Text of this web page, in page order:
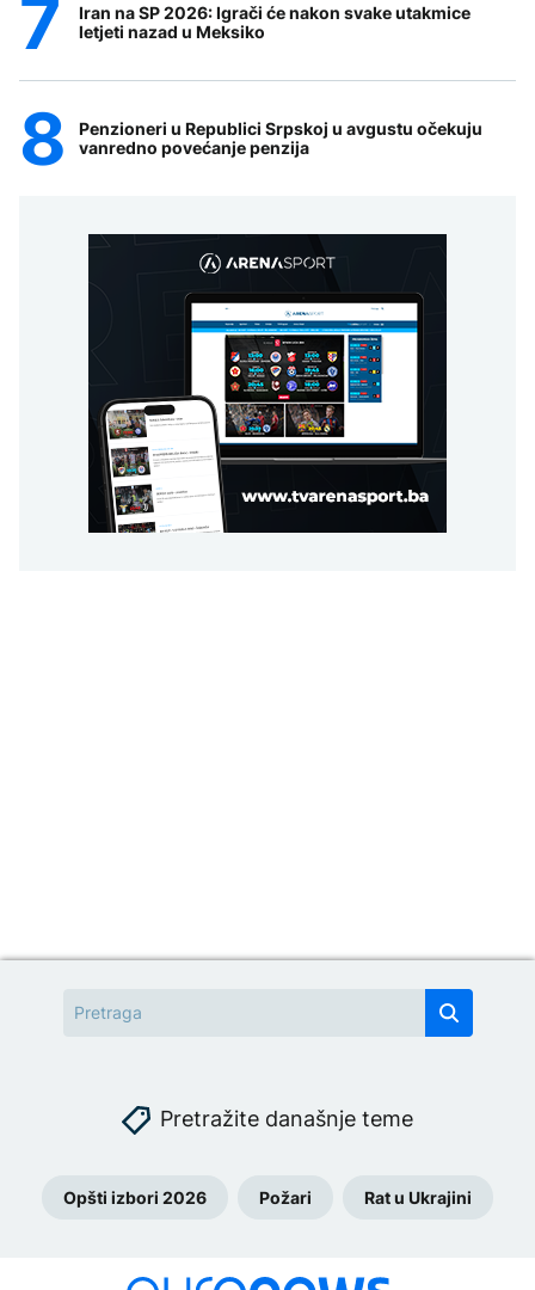
Iran na SP 2026: Igrači će nakon svake utakmice
letjeti nazad u Meksiko
Penzioneri u Republici Srpskoj u avgustu očekuju
vanredno povećanje penzija
Pretražite današnje teme
Opšti izbori 2026 Požari Rat u Ukrajini